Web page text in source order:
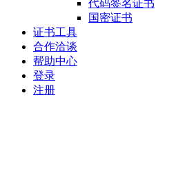
代码签名证书
国密证书
证书工具
合作洽谈
帮助中心
登录
注册